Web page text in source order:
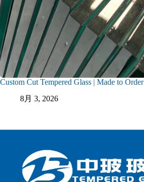
Custom Cut Tempered Glass | Made to Order
8月 3, 2026